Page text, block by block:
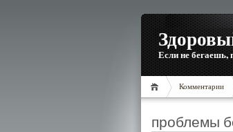
Если не бегаешь,
Комментарии
проблемы